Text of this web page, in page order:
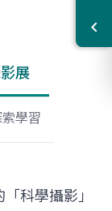
展
學習
科學攝影」